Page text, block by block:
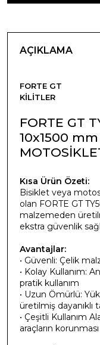
AÇIKLAMA
FORTE GT
KILITLER
FORTE GT
10x1500
Kısa Ürün Özeti:
Bisiklet veya
olan FORTE GT
malzemeden
ekstra güvenlik
Avantajlar:
• Güvenli: Çelik
• Kolay Kullanım:
pratik kullanım
• Uzun Ömürlü:
üretilmiş dayanıklı
• Çeşitli Kullanım
araçların